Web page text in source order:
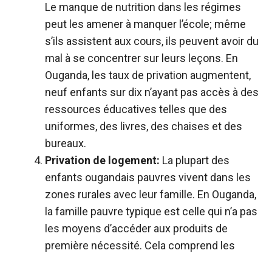
Le manque de nutrition dans les régimes
peut les amener à manquer l’école; même
s’ils assistent aux cours, ils peuvent avoir du
mal à se concentrer sur leurs leçons. En
Ouganda, les taux de privation augmentent,
neuf enfants sur dix n’ayant pas accès à des
ressources éducatives telles que des
uniformes, des livres, des chaises et des
bureaux.
Privation de logement: La plupart des
enfants ougandais pauvres vivent dans les
zones rurales avec leur famille. En Ouganda,
la famille pauvre typique est celle qui n’a pas
les moyens d’accéder aux produits de
première nécessité. Cela comprend les